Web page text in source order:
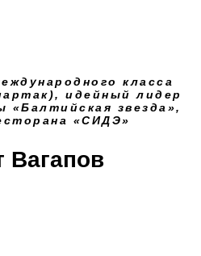
класса
идейный лидер
«Балтийская звезда»,
«СИДЭ»
Вагапов